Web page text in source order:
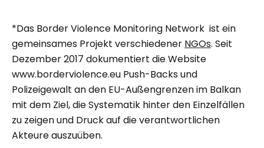
*Das Border Violence Monitoring Network ist ein
gemeinsames Projekt verschiedener NGOs. Seit
Dezember 2017 dokumentiert die Website
www.borderviolence.eu Push-Backs und
Polizeigewalt an den EU-Außengrenzen im Balkan
mit dem Ziel, die Systematik hinter den Einzelfällen
zu zeigen und Druck auf die verantwortlichen
Akteure auszuüben.